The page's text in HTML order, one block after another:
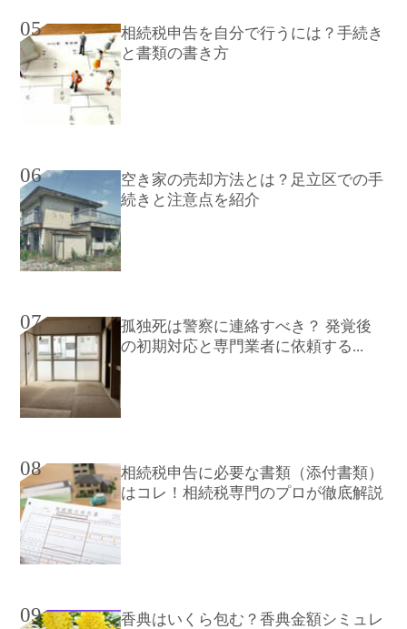
05
相続税申告を自分で行うには？手続き
と書類の書き方
06
空き家の売却方法とは？足立区での手
続きと注意点を紹介
07
孤独死は警察に連絡すべき？ 発覚後
の初期対応と専門業者に依頼する...
08
相続税申告に必要な書類（添付書類）
はコレ！相続税専門のプロが徹底解説
09
香典はいくら包む？香典金額シミュレ